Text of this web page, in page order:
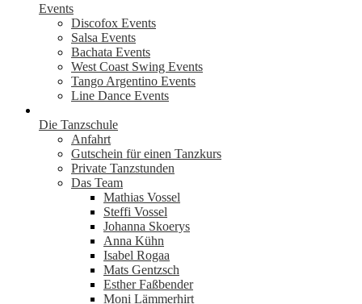
Events
Discofox Events
Salsa Events
Bachata Events
West Coast Swing Events
Tango Argentino Events
Line Dance Events
Die Tanzschule
Anfahrt
Gutschein für einen Tanzkurs
Private Tanzstunden
Das Team
Mathias Vossel
Steffi Vossel
Johanna Skoerys
Anna Kühn
Isabel Rogaa
Mats Gentzsch
Esther Faßbender
Moni Lämmerhirt